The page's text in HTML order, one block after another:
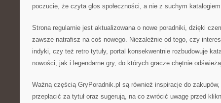
poczucie, że czyta głos społeczności, a nie z suchym
Strona regularnie jest aktualizowana o nowe poradniki, dzięki
zawsze natrafisz na coś nowego. Niezależnie od tego, czy
indyki, czy też retro tytuły, portal konsekwentnie rozbudowuje
nowości, jak i legendarne gry, do których gracze chętnie
Ważną częścią GryPoradnik.pl są również inspiracje do
przepłacić za tytuł oraz sugerują, na co zwrócić uwagę przed